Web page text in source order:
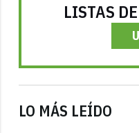
LISTAS
LO MÁS LEÍDO